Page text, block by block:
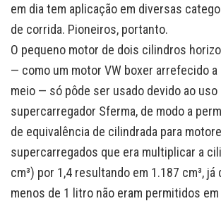
em dia tem aplicação em diversas
de corrida. Pioneiros, portanto.
O pequeno motor de dois cilindros
— como um motor VW boxer arrefecido a
meio — só pôde ser usado devido ao uso
supercarregador Sferma, de modo a
de equivalência de cilindrada para
supercarregados que era multiplicar a
cm³) por 1,4 resultando em 1.187 cm³,
menos de 1 litro não eram permitidos em